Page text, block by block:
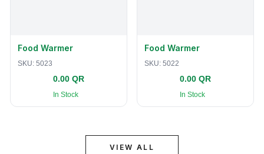
Food Warmer
SKU: 5023
0.00 QR
In Stock
Food Warmer
SKU: 5022
0.00 QR
In Stock
VIEW ALL